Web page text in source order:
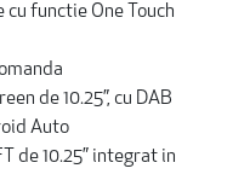
functie One Touch
de 10.25”, cu DAB
Auto
de 10.25” integrat in